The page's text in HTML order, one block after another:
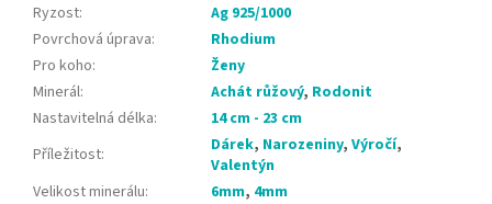
Ryzost:
Ag 925/1000
Povrchová úprava:
Rhodium
Pro koho:
Ženy
Minerál: Achát růžový, Rodonit
Nastavitelná délka:
14 cm - 23 cm
Příležitost: Dárek, Narozeniny, Výročí,
Valentýn
Velikost minerálu: 6mm, 4mm